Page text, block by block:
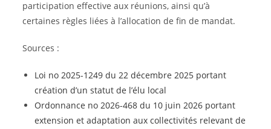
participation effective aux réunions, ainsi qu’à
certaines règles liées à l’allocation de fin de mandat.
Sources :
Loi no 2025-1249 du 22 décembre 2025 portant
création d’un statut de l’élu local
Ordonnance no 2026-468 du 10 juin 2026 portant
extension et adaptation aux collectivités relevant de